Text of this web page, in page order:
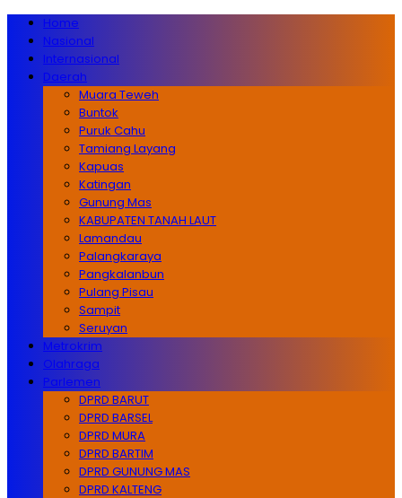
Home
Nasional
Internasional
Daerah
Muara Teweh
Buntok
Puruk Cahu
Tamiang Layang
Kapuas
Katingan
Gunung Mas
KABUPATEN TANAH LAUT
Lamandau
Palangkaraya
Pangkalanbun
Pulang Pisau
Sampit
Seruyan
Metrokrim
Olahraga
Parlemen
DPRD BARUT
DPRD BARSEL
DPRD MURA
DPRD BARTIM
DPRD GUNUNG MAS
DPRD KALTENG